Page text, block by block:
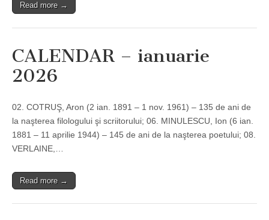
Read more →
CALENDAR – ianuarie
2026
02. COTRUŞ, Aron (2 ian. 1891 – 1 nov. 1961) – 135 de ani de
la naşterea filologului şi scriitorului; 06. MINULESCU, Ion (6 ian.
1881 – 11 aprilie 1944) – 145 de ani de la naşterea poetului; 08.
VERLAINE,…
Read more →